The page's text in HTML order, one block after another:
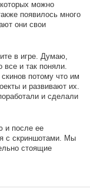
можно
появилось много
они свои
в игре. Думаю,
и так поняли.
потому что им
и развивают их.
и сделали
и после ее
с скриншотами. Мы
стоящие